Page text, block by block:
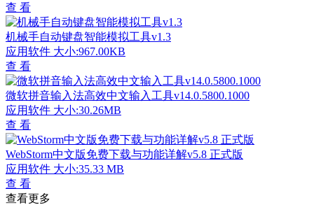
查 看
机械手自动键盘智能模拟工具v1.3
应用软件 大小:967.00KB
查 看
微软拼音输入法高效中文输入工具v14.0.5800.1000
应用软件 大小:30.26MB
查 看
WebStorm中文版免费下载与功能详解v5.8 正式版
应用软件 大小:35.33 MB
查 看
查看更多